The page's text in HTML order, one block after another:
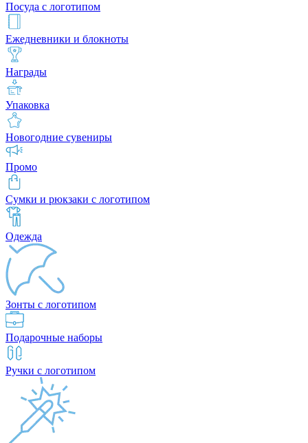
Посуда с логотипом
Ежедневники и блокноты
Награды
Упаковка
Новогодние сувениры
Промо
Сумки и рюкзаки с логотипом
Одежда
Зонты с логотипом
Подарочные наборы
Ручки с логотипом